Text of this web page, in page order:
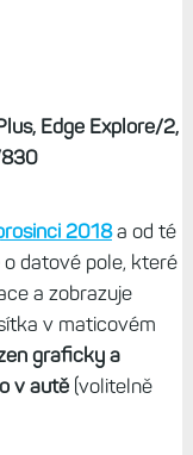
Edge Explore/2,
830
2018a od té
datové pole, které
a zobrazuje
v maticovém
graficky a
v autě (volitelně